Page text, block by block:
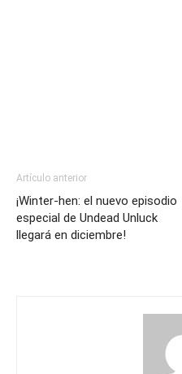
Artículo anterior
¡Winter-hen: el nuevo episodio
especial de Undead Unluck
llegará en diciembre!